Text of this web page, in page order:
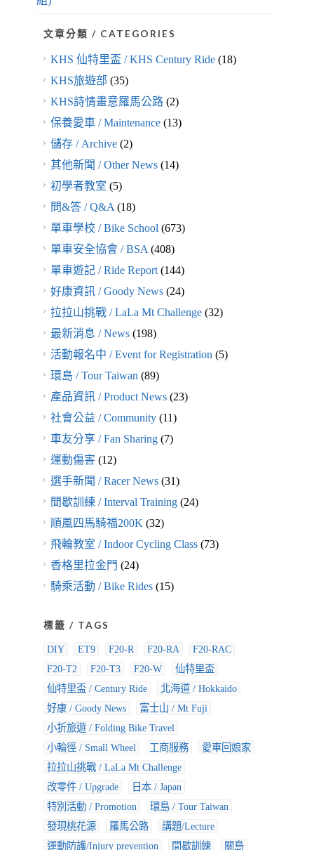
文章分類 / CATEGORIES
KHS 仙特里盃 / KHS Century Ride(18)
KHS旅遊部 (35)
KHS詩情畫意羅馬公路(2)
保養愛車 / Maintenance(13)
儲存 / Archive(2)
其他新聞 / Other News(14)
初學者教室 (5)
問&答 / Q&A(18)
單車學校 / Bike School(673)
單車安全協會 / BSA(408)
單車遊記 / Ride Report(144)
好康資訊 / Goody News(24)
拉拉山挑戰 / LaLa Mt Challenge(32)
最新消息 / News(198)
活動報名中 / Event for Registration(5)
環島 / Tour Taiwan(89)
產品資訊 / Product News(23)
社會公益 / Community(11)
車友分享 / Fan Sharing(7)
運動傷害(12)
選手新聞 / Racer News(31)
間歇訓練 / Interval Training(24)
順風四馬騎福200K(32)
飛輪教室 / Indoor Cycling Class(73)
香格里拉金門 (24)
騎乘活動 / Bike Rides(15)
標籤 / TAGS
DIY ET9 F20-R F20-RA
F20-RAC
F20-T2
F20-T3 F20-W
仙特里盃
仙特里盃 / Century Ride
北海道 / Hokkaido
好康 / Goody News
富士山 / Mt Fuji
小折旅遊 / Folding Bike Travel
小輪徑 / Small Wheel
工商服務
愛車回娘家
拉拉山挑戰 / LaLa Mt Challenge
改零件 / Upgrade
日本 / Japan
特別活動 / Promotion
環島 / Tour Taiwan
發現桃花源
羅馬公路
講題/Lecture
運動防護/Injury prevention
間歇訓練 關島